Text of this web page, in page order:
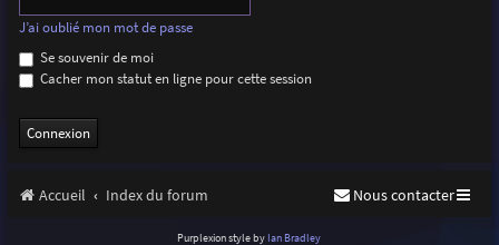
J’ai oublié mon mot de passe
Se souvenir de moi
Cacher mon statut en ligne pour cette session
Accueil Index du forum Nous contacter
Purplexion style by Ian Bradley